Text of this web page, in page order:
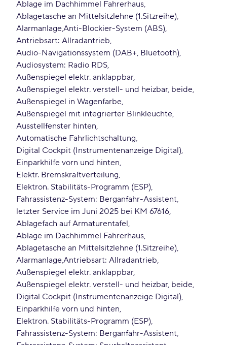
Ablage im Dachhimmel Fahrerhaus
Ablagetasche an Mittelsitzlehne (1.Sitzreihe)
AlarmanlageAnti-Blockier-System (ABS)
Antriebsart: Allradantrieb
Audio-Navigationssystem (DAB+, Bluetooth)
Audiosystem: Radio RDS
Außenspiegel elektr. anklappbar
Außenspiegel elektr. verstell- und heizbar, beide
Außenspiegel in Wagenfarbe
Außenspiegel mit integrierter Blinkleuchte
Ausstellfenster hinten
Automatische Fahrlichtschaltung
Digital Cockpit (Instrumentenanzeige Digital)
Einparkhilfe vorn und hinten
Elektr. Bremskraftverteilung
Elektron. Stabilitäts-Programm (ESP)
Fahrassistenz-System: Berganfahr-Assistent
letzter Service im Juni 2025 bei KM 67616
Ablagefach auf Armaturentafel
Ablage im Dachhimmel Fahrerhaus
Ablagetasche an Mittelsitzlehne (1.Sitzreihe)
AlarmanlageAntriebsart: Allradantrieb
Außenspiegel elektr. anklappbar
Außenspiegel elektr. verstell- und heizbar, beide
Digital Cockpit (Instrumentenanzeige Digital)
Einparkhilfe vorn und hinten
Elektron. Stabilitäts-Programm (ESP)
Fahrassistenz-System: Berganfahr-Assistent